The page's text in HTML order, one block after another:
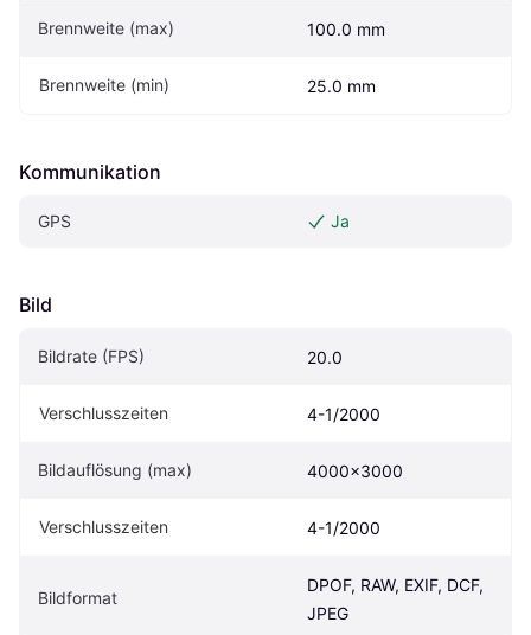
Brennweite (max) 100.0 mm
Brennweite (min) 25.0 mm
Kommunikation
GPS Ja
Bild
Bildrate (FPS) 20.0
Verschlusszeiten 4-1/2000
Bildauflösung (max) 4000x3000
Verschlusszeiten 4-1/2000
Bildformat
DPOF, RAW, EXIF, DCF,
JPEG